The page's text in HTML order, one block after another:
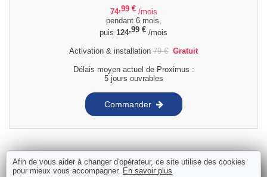
74,99 € /mois
pendant 6 mois,
puis 124,99 € /mois
Activation & installation 79€ Gratuit
Délais moyen actuel de Proximus :
5 jours ouvrables
Commander
Scarlet Pack Trio fixe + Mobile Berry
Afin de vous aider à changer d'opérateur, ce site utilise des cookies
pour mieux vous accompagner. En savoir plus